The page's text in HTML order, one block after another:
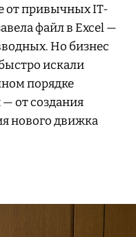
от привычных IT-
файл в Excel —
Но бизнес
искали
порядке
— от создания
нового движка